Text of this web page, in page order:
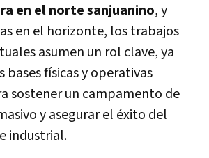
en el norte sanjuanino, y
en el horizonte, los trabajos
asumen un rol clave, ya
bases físicas y operativas
sostener un campamento de
y asegurar el éxito del
industrial.